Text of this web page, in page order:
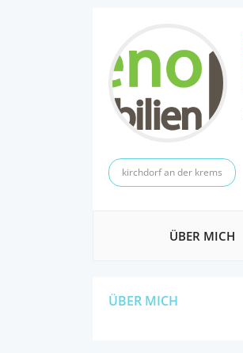
kirchdorf an der krems
ÜBER MICH
ÜBER MICH